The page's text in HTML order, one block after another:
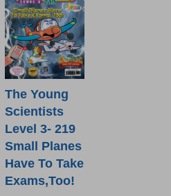
The Young
Scientists
Level 3- 219
Small Planes
Have To Take
Exams,Too!